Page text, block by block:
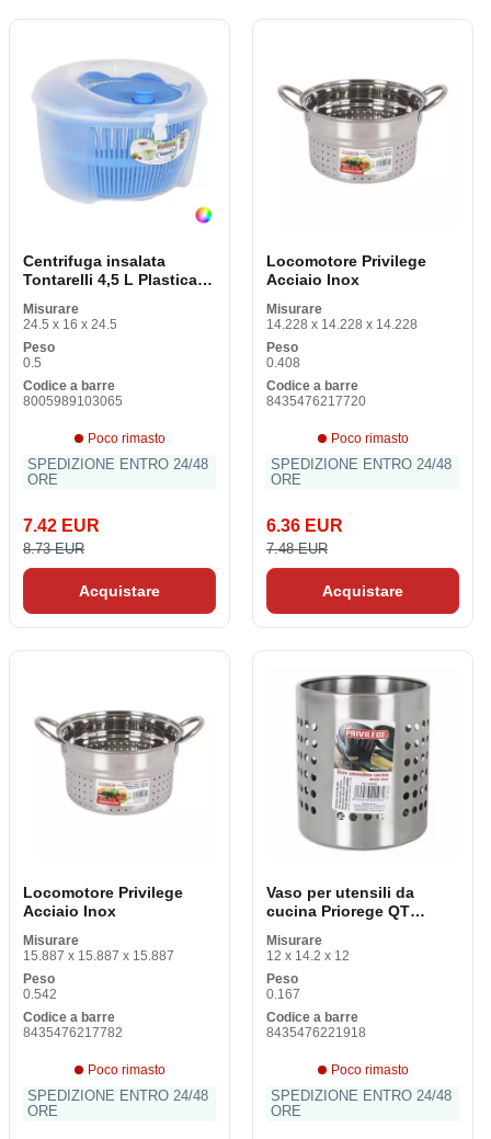
Centrifuga insalata
Tontarelli 4,5 L Plastica (
Misurare
24.5 x 16 x 24.5
Peso
0.5
Codice a barre
8005989103065
Poco rimasto
SPEDIZIONE ENTRO 24/48
ORE
7.42 EUR
8.73 EUR
Acquistare
Locomotore Privilege
Acciaio Inox
Misurare
14.228 x 14.228 x 14.228
Peso
0.408
Codice a barre
8435476217720
Poco rimasto
SPEDIZIONE ENTRO 24/48
ORE
6.36 EUR
7.48 EUR
Acquistare
Locomotore Privilege
Acciaio Inox
Misurare
15.887 x 15.887 x 15.887
Peso
0.542
Codice a barre
8435476217782
Poco rimasto
SPEDIZIONE ENTRO 24/48
ORE
Vaso per utensili da
cucina Priorege QT
cm
Misurare
12 x 14.2 x 12
Peso
0.167
Codice a barre
8435476221918
Poco rimasto
SPEDIZIONE ENTRO 24/48
ORE